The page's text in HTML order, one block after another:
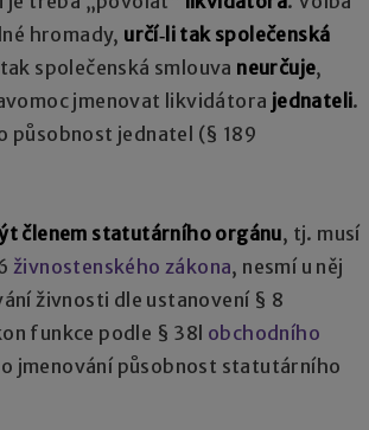
hromady, určí‑li tak společenská
společenská smlouva neurčuje,
jmenovat likvidátora jednateli.
působnost jednatel (§ 189
členem statutárního orgánu, tj. musí
živnostenského zákona, nesmí u něj
živnosti dle ustanovení § 8
funkce podle § 38l obchodního
jmenování působnost statutárního